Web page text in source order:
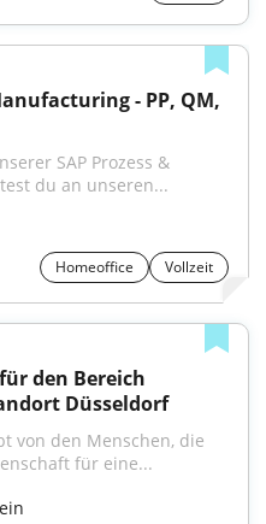
- PP, QM,
SAP Prozess &
du an unseren...
Homeoffice Vollzeit
den Bereich
Düsseldorf
von den Menschen, die
für eine...